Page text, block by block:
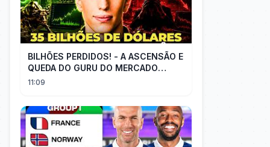
BILHÕES PERDIDOS! - A ASCENSÃO E
QUEDA DO GURU DO MERCADO
FINANCEIRO LEOPOLD
11:09